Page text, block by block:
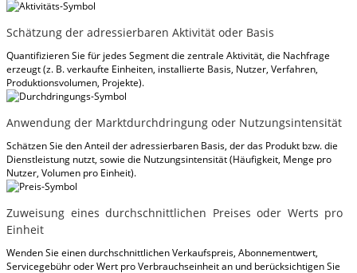
Schätzung der adressierbaren Aktivität oder Basis
Quantifizieren Sie für jedes Segment die zentrale Aktivität, die Nachfrage
erzeugt (z. B. verkaufte Einheiten, installierte Basis, Nutzer, Verfahren,
Produktionsvolumen, Projekte).
Anwendung der Marktdurchdringung oder Nutzungsintensität
Schätzen Sie den Anteil der adressierbaren Basis, der das Produkt bzw. die
Dienstleistung nutzt, sowie die Nutzungsintensität (Häufigkeit, Menge pro
Nutzer, Volumen pro Einheit).
Zuweisung eines durchschnittlichen Preises oder Werts pro
Einheit
Wenden Sie einen durchschnittlichen Verkaufspreis, Abonnementwert,
Servicegebühr oder Wert pro Verbrauchseinheit an und berücksichtigen Sie